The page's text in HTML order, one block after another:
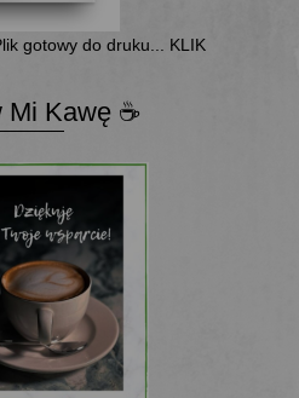
gotowy do druku... KLIK
Mi Kawę ☕